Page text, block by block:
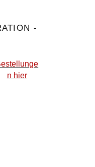
-
n hier